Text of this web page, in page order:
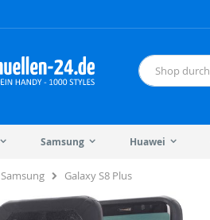
Suche
Samsung Huawei
Samsung
Galaxy S8 Plus